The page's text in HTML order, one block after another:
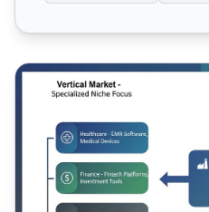
Čo znamenajú vertikály v